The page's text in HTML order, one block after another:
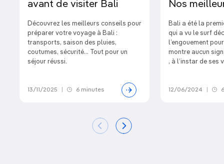
avant de visiter Bali
Découvrez les meilleurs conseils pour
préparer votre voyage à Bali :
transports, saison des pluies,
coutumes, sécurité… Tout pour un
séjour réussi.
13/11/2025 6 minutes
Nos
Bali a été la
qui a vu le surf
l’engouement
montre aucun
, à l’instar de ses
12/06/2024